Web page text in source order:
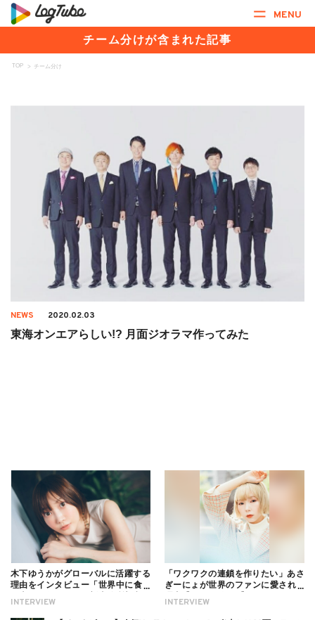
MENU
チーム分けが含まれた記事
TOP > チーム分け
NEWS 2020.02.03
東海オンエアらしい!? 月面ジオラマ作ってみた
INTERVIEW
木下ゆうかがグローバルに活躍する
理由をインタビュー「世界中に食べ
ついても
INTERVIEW
「ワクワクの連鎖を作りたい」あさ
ぎーにょが世界のファンに愛される